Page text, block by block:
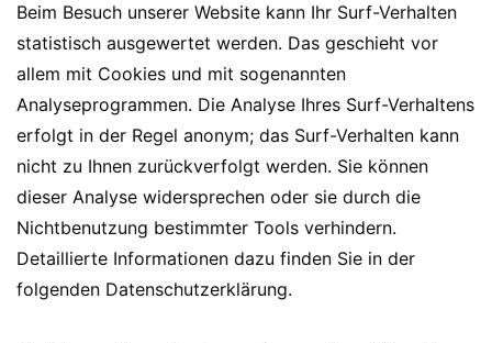
Beim Besuch unserer Website kann Ihr Surf-Verhalten
statistisch ausgewertet werden. Das geschieht vor
allem mit Cookies und mit sogenannten
Analyseprogrammen. Die Analyse Ihres Surf-Verhaltens
erfolgt in der Regel anonym; das Surf-Verhalten kann
nicht zu Ihnen zurückverfolgt werden. Sie können
dieser Analyse widersprechen oder sie durch die
Nichtbenutzung bestimmter Tools verhindern.
Detaillierte Informationen dazu finden Sie in der
folgenden Datenschutzerklärung.